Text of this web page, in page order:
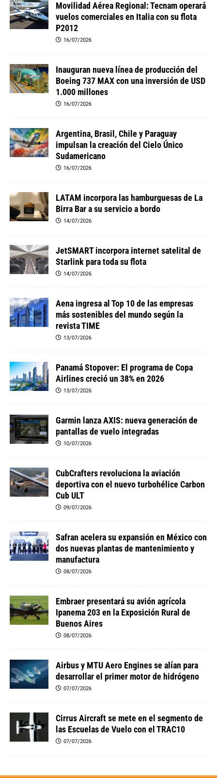
Movilidad Aérea Regional: Tecnam operará
vuelos comerciales en Italia con su flota
P2012
16/07/2026
Inauguran nueva línea de producción del
Boeing 737 MAX con una inversión de USD
1.000 millones
16/07/2026
Argentina, Brasil, Chile y Paraguay
impulsan la creación del Cielo Único
Sudamericano
16/07/2026
LATAM incorpora las hamburguesas de La
Birra Bar a su servicio a bordo
14/07/2026
JetSMART incorpora internet satelital de
Starlink para toda su flota
14/07/2026
Aena ingresa al Top 10 de las empresas
más sostenibles del mundo según la
revista TIME
13/07/2026
Panamá Stopover: El programa de Copa
Airlines creció un 38% en 2026
13/07/2026
Garmin lanza AXIS: nueva generación de
pantallas de vuelo integradas
10/07/2026
CubCrafters revoluciona la aviación
deportiva con el nuevo turbohélice Carbon
Cub ULT
09/07/2026
Safran acelera su expansión en México con
dos nuevas plantas de mantenimiento y
manufactura
08/07/2026
Embraer presentará su avión agrícola
Ipanema 203 en la Exposición Rural de
Buenos Aires
08/07/2026
Airbus y MTU Aero Engines se alían para
desarrollar el primer motor de hidrógeno
07/07/2026
Cirrus Aircraft se mete en el segmento de
las Escuelas de Vuelo con el TRAC10
07/07/2026